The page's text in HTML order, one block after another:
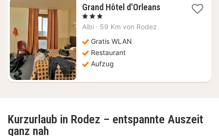
Grand Hôtel d'Orleans1
, 3 Sterne
Albi · 59 Km von Rodez
Gratis WLAN
Restaurant
Aufzug
Kurzurlaub in Rodez – entspannte Auszeit
ganz nah